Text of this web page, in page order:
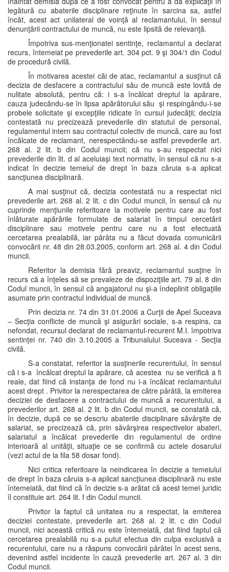
legătură cu abaterile disciplinare reţinute în sarcina sa, astfel
încât, acest act unilateral de voinţă al reclamantului, în sensul
denunţării contractului de muncă, nu este lipsită de relevanţă.
Împotriva sus-menţionatei sentinţe, reclamantul a declarat
recurs, întemeiat pe prevederile art. 304 pct. 9 şi 304/1 din Codul
de procedură civilă.
În motivarea acestei căi de atac, reclamantul a susţinut că
decizia de desfacere a contractului său de muncă este lovită de
nulitate absolută, pentru că: i s-a încălcat dreptul la apărare,
cauza judecându-se în lipsa apărătorului său şi respingându-i-se
probele solicitate şi excepţiile ridicate în cursul judecăţii; decizia
contestată nu precizează prevederile din statutul de personal,
regulamentul intern sau contractul colectiv de muncă, care au fost
încălcate de reclamant, nerespectându-se astfel prevederile art.
268 al. 2 lit. b din Codul muncii; că nu s-au respectat nici
prevederile din lit. d al aceluiaşi text normativ, în sensul că nu s-a
indicat în decizie temeiul de drept în baza căruia s-a aplicat
sancţiunea disciplinară.
A mai susţinut că, decizia contestată nu a respectat nici
prevederile art. 268 al. 2 lit. c din Codul muncii, în sensul că nu
cuprinde menţiunile referitoare la motivele pentru care au fost
înlăturate apărările formulate de salariat în timpul cercetării
disciplinare sau motivele pentru care nu a fost efectuată
cercetarea prealabilă, iar pârâta nu a făcut dovada comunicării
convocării nr. 48 din 28.03.2005, conform art. 268 al. 4 din Codul
muncii.
Referitor la demisia fără preaviz, reclamantul susţine în
recurs că a înţeles să se prevaleze de dispoziţiile art. 79 al. 8 din
Codul muncii, în sensul că angajatorul nu şi-a îndeplinit obligaţiile
asumate prin contractul individual de muncă.
Prin decizia nr. 74 din 31.01.2006 a Curţii de Apel Suceava
– Secţia conflicte de muncă şi asigurări sociale, s-a respins, ca
nefondat, recursul declarat de reclamantul-recurent M.I. împotriva
sentinţei nr. 740 din 3.10.2005 a Tribunalului Suceava - Secţia
civilă.
S-a constatat, referitor la susţinerile recurentului, în sensul
că i s-a încălcat dreptul la apărare, că acestea nu se verifică a fi
reale, dat fiind că instanţa de fond nu i-a încălcat reclamantului
acest drept . Privitor la nerespectarea de către pârâtă, la emiterea
deciziei de desfacere a contractului de muncă a recurentului, a
prevederilor art. 268 al. 2 lit. b din Codul muncii, se constată că,
în decizie, după ce se descriu abaterile disciplinare săvârşite de
salariat, se precizează că, prin săvârşirea respectivelor abateri,
salariatul a încălcat prevederile din regulamentul de ordine
interioară al unităţii, situaţie ce se confirmă cu actele dosarului
(vezi actul de la fila 58 dosar fond).
Nici critica referitoare la neindicarea în decizie a temeiului
de drept în baza căruia s-a aplicat sancţiunea disciplinară nu este
întemeiată, dat fiind că în decizie s-a arătat că acest temei juridic
îl constituie art. 264 lit. f din Codul muncii.
Privitor la faptul că unitatea nu a respectat, la emiterea
deciziei contestate, prevederile art. 268 al. 2 lit. c din Codul
muncii, nici această critică nu este întemeiată, dat fiind faptul că
cercetarea prealabilă nu s-a putut efectua din culpa exclusivă a
recurentului, care nu a răspuns convocării pârâtei în acest sens,
devenind astfel incidente în cauză prevederile art. 267 al. 3 din
Codul muncii.